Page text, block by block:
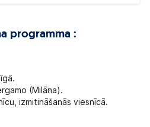
programma :
(Milāna).
izmitināšanās viesnīcā.